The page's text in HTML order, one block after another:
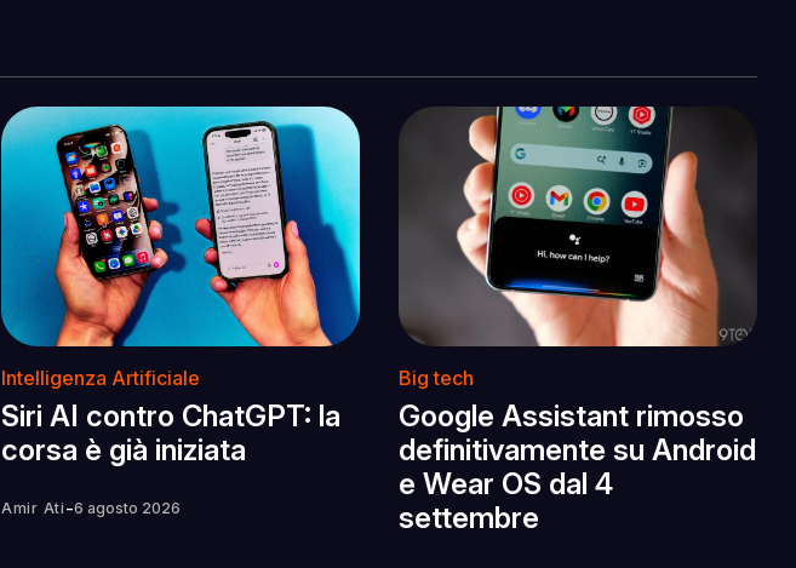
Intelligenza Artificiale
Siri AI contro ChatGPT: la
corsa è già iniziata
Amir Ati -6 agosto 2026
Big tech
Google Assistant rimosso
definitivamente su Android
e Wear OS dal 4
settembre